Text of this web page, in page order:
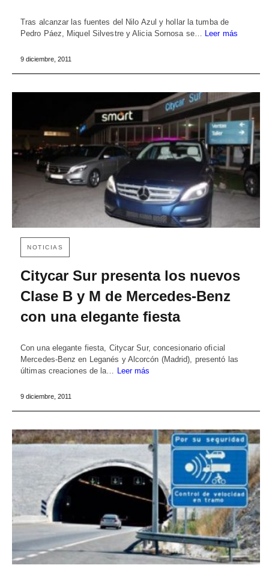
Tras alcanzar las fuentes del Nilo Azul y hollar la tumba de
Pedro Páez, Miquel Silvestre y Alicia Sornosa se… Leer más
9 diciembre, 2011
NOTICIAS
Citycar Sur presenta los nuevos
Clase B y M de Mercedes-Benz
con una elegante fiesta
Con una elegante fiesta, Citycar Sur, concesionario oficial
Mercedes-Benz en Leganés y Alcorcón (Madrid), presentó las
últimas creaciones de la… Leer más
9 diciembre, 2011